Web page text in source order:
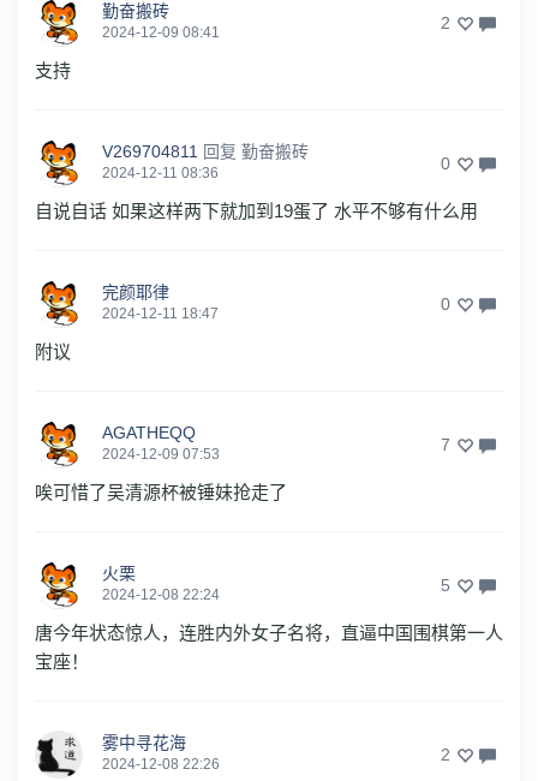
勤奋搬砖
2024-12-09 08:41 2
支持
V269704811 回复 勤奋搬砖
2024-12-11 08:36 0
自说自话 如果这样两下就加到19蛋了 水平不够有什么用
完颜耶律
2024-12-11 18:47 0
附议
AGATHEQQ
2024-12-09 07:53 7
唉可惜了吴清源杯被锤妹抢走了
火栗
2024-12-08 22:24 5
唐今年状态惊人，连胜内外女子名将，直逼中国围棋第一人
宝座！
雾中寻花海
2024-12-08 22:26 2